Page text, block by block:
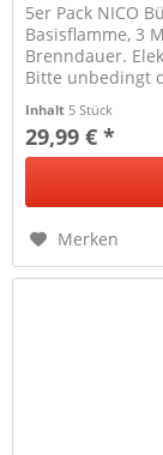
5er Pack NICO
Basisflamme, 3
Brenndauer.
Bitte unbedingt
Inhalt 5 Stück
29,99 € *
Merken